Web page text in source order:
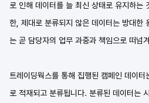
로 인해 데이터를 늘 최신 상태로 유지하는
한, 제대로 분류되지 않은 데이터는 방대한
는 곧 담당자의 업무 과중과 책임으로 떠넘
트레이딩웍스를 통해 집행된 캠페인 데이
로 적재되고 분류됩니다. 분류된 데이터는